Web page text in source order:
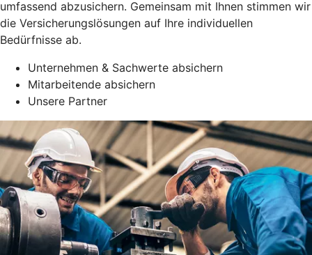
umfassend abzusichern. Gemeinsam mit Ihnen stimmen wir
die Versicherungslösungen auf Ihre individuellen
Bedürfnisse ab.
Unternehmen & Sachwerte absichern
Mitarbeitende absichern
Unsere Partner